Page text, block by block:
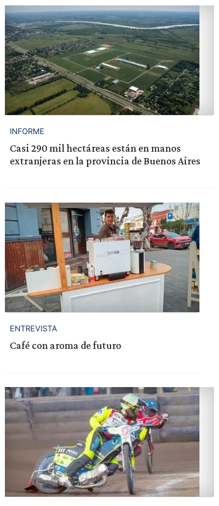
INFORME
Casi 290 mil hectáreas están en manos
extranjeras en la provincia de Buenos Aires
ENTREVISTA
Café con aroma de futuro